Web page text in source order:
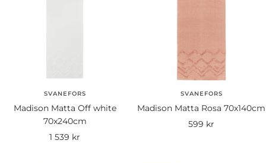
SVANEFORS
Madison Matta Off white
70x240cm
Rea-
1 539 kr
SVANEFORS
Madison Matta Rosa 70x140cm
Rea-
599 kr